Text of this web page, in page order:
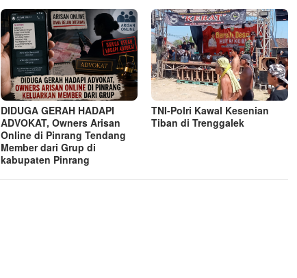
DIDUGA GERAH HADAPI
ADVOKAT, Owners Arisan
Online di Pinrang Tendang
Member dari Grup di
kabupaten Pinrang
TNI-Polri Kawal Kesenian
Tiban di Trenggalek